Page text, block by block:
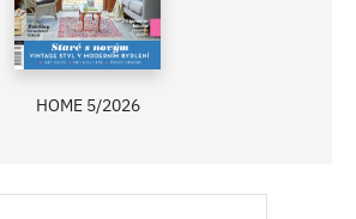
HOME 5/2026